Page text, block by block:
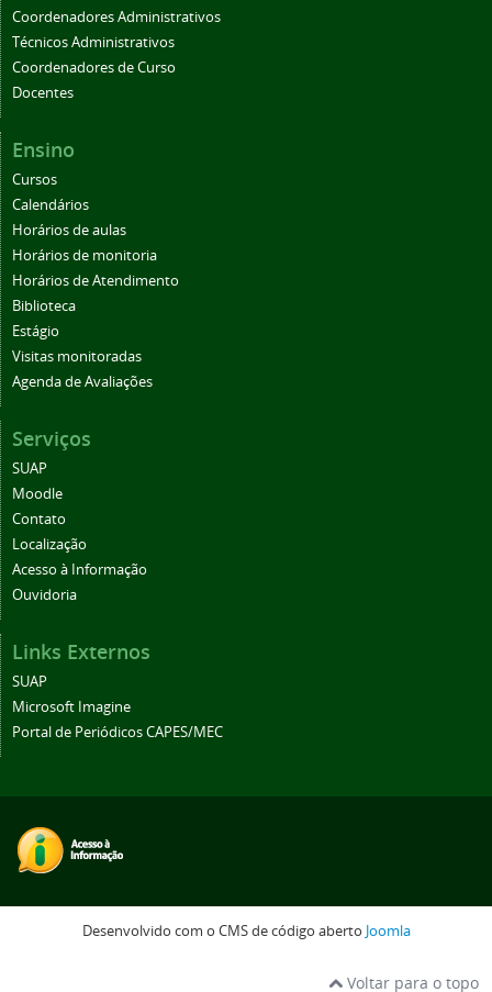
Coordenadores Administrativos
Técnicos Administrativos
Coordenadores de Curso
Docentes
Ensino
Cursos
Calendários
Horários de aulas
Horários de monitoria
Horários de Atendimento
Biblioteca
Estágio
Visitas monitoradas
Agenda de Avaliações
Serviços
SUAP
Moodle
Contato
Localização
Acesso à Informação
Ouvidoria
Links Externos
SUAP
Microsoft Imagine
Portal de Periódicos CAPES/MEC
Desenvolvido com o CMS de código aberto Joomla
Voltar para o topo